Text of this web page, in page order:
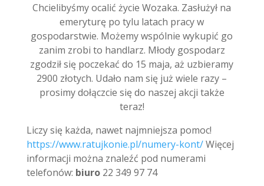
Chcielibyśmy ocalić życie Wozaka. Zasłużył na
emeryturę po tylu latach pracy w
gospodarstwie. Możemy wspólnie wykupić go
zanim zrobi to handlarz. Młody gospodarz
zgodził się poczekać do 15 maja, aż uzbieramy
2900 złotych. Udało nam się już wiele razy –
prosimy dołączcie się do naszej akcji także
teraz!
Liczy się każda, nawet najmniejsza pomoc!
https://www.ratujkonie.pl/numery-kont/Więcej
informacji można znaleźć pod numerami
telefonów: biuro 22 349 97 74